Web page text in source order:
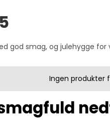
god smag, og julehygge
Ingen produkter